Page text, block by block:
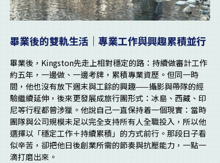
畢業後的雙軌生活｜專業工作與興趣累積並行
畢業後，Kingston先走上相對穩定的路：持續做審計工作
約五年，一邊做、一邊考牌，累積專業資歷。但同一時
間，他也沒有放下週末與工餘的興趣——攝影與帶隊的經
驗繼續延伸，後來更發展成旅行團形式：冰島、西藏、印
尼等行程都曾涉獵。他說自己一直保持着一個現實：當時
團隊與公司規模未足以完全支持所有人全職投入，所以他
選擇以「穩定工作＋持續累積」的方式前行。那段日子看
似辛苦，卻把他日後創業所需的節奏與抗壓能力，一點一
滴打磨出來。